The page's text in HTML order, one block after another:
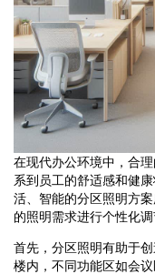
在现代办公环境中，合
系到员工的舒适感和健
活、智能的分区照明方
的照明需求进行个性化
首先，分区照明有助于
楼内，不同功能区如会